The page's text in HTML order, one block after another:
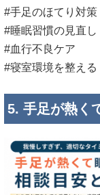
#手足のほてり対策
#睡眠習慣の見直し
#血行不良ケア
#寝室環境を整える
5. 手足が熱く